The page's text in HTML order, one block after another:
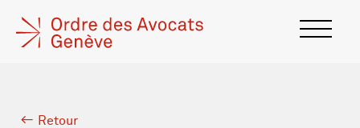
Retour